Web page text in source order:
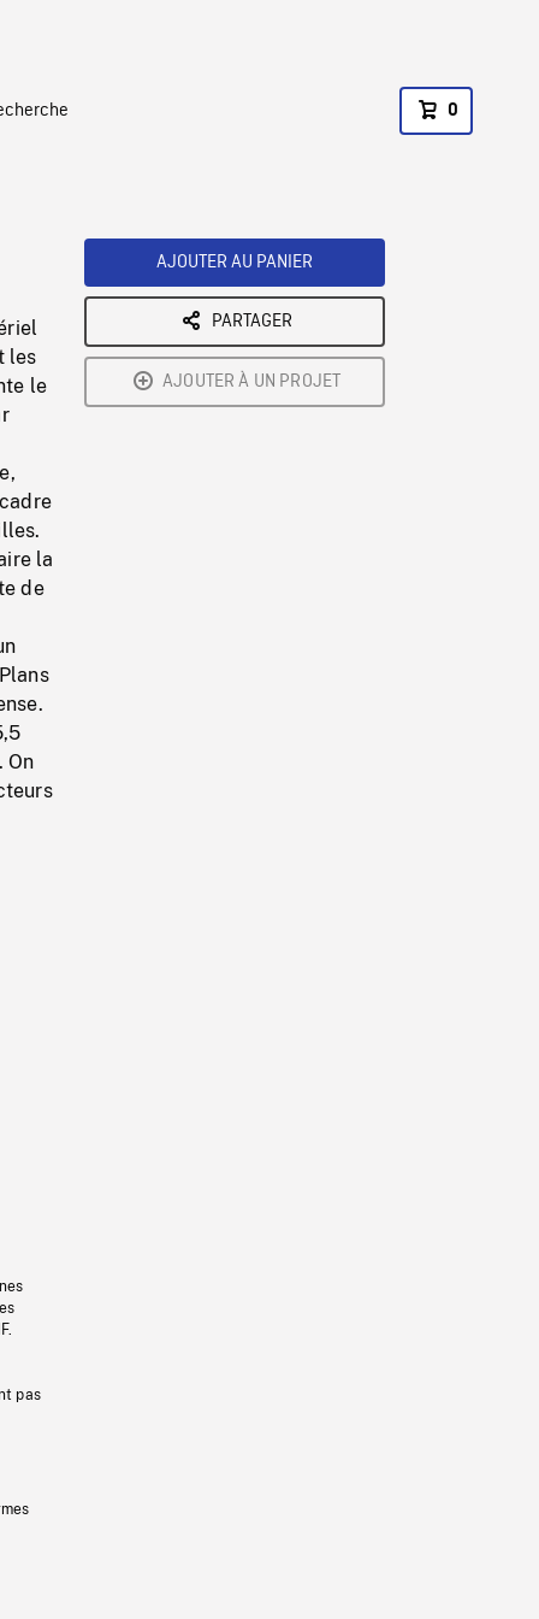
0
les
le
la
de
On
pas
AJOUTER AU PANIER
PARTAGER
AJOUTER À UN PROJET